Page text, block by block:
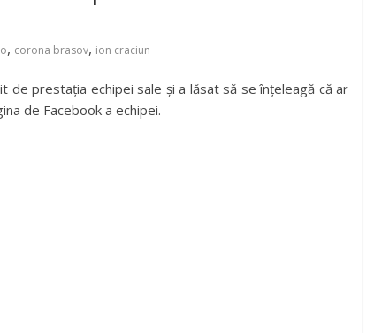
, corona brasov, ion craciun
prestația echipei sale și a lăsat să se înțeleagă că ar
de Facebook a echipei.